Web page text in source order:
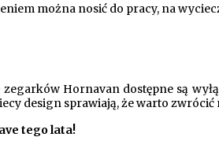
można nosić do pracy, na
Hornavan dostępne są
design sprawiają, że warto zwrócić
tego lata!